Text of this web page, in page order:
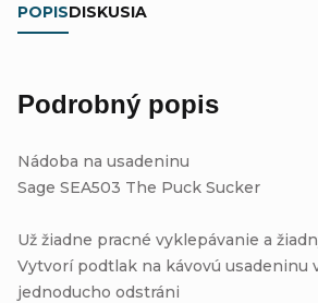
POPISDISKUSIA
Podrobný popis
Nádoba na usadeninu
Sage SEA503 The Puck Sucker
Už žiadne pracné vyklepávanie a
Vytvorí podtlak na kávovú usadeninu
jednoducho odstráni